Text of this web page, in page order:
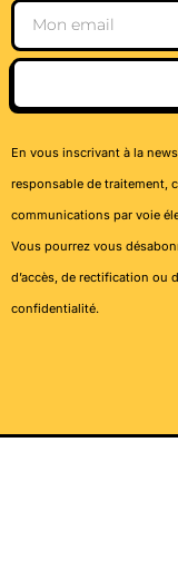
Email
En vous inscrivant à la
responsable de traitement,
communications par voie
Vous pourrez vous
d’accès, de rectification ou
confidentialité.